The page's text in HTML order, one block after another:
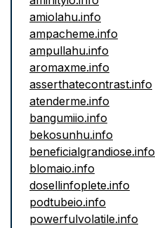
amiolahu.info
ampacheme.info
ampullahu.info
aromaxme.info
asserthatecontrast.info
atenderme.info
bangumiio.info
bekosunhu.info
beneficialgrandiose.info
blomaio.info
dosellinfoplete.info
podtubeio.info
powerfulvolatile.info